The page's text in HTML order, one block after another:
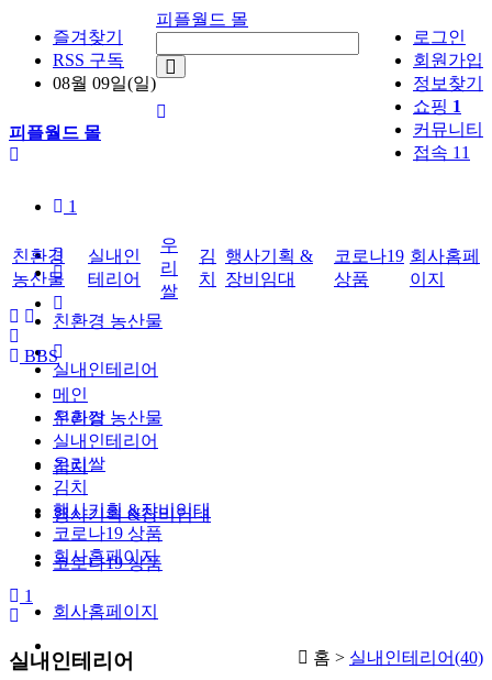
즐겨찾기
RSS 구독
08월 09일(일)
로그인
회원가입
정보찾기
쇼핑 1
커뮤니티
접속 11
피플월드 몰
피플월드 몰
1
친환경 농산물
실내인테리어
우리쌀
김치
행사기획 &장비임대
코로나19 상품
회사홈페이지
친환경
농산물
실내인
테리어
우
리
쌀
김
치
행사기획 &
장비임대
코로나19
상품
회사홈페
이지
BBS
메인
친환경 농산물
실내인테리어
우리쌀
김치
행사기획 &장비임대
코로나19 상품
회사홈페이지
1
홈 > 실내인테리어(40)
실내인테리어